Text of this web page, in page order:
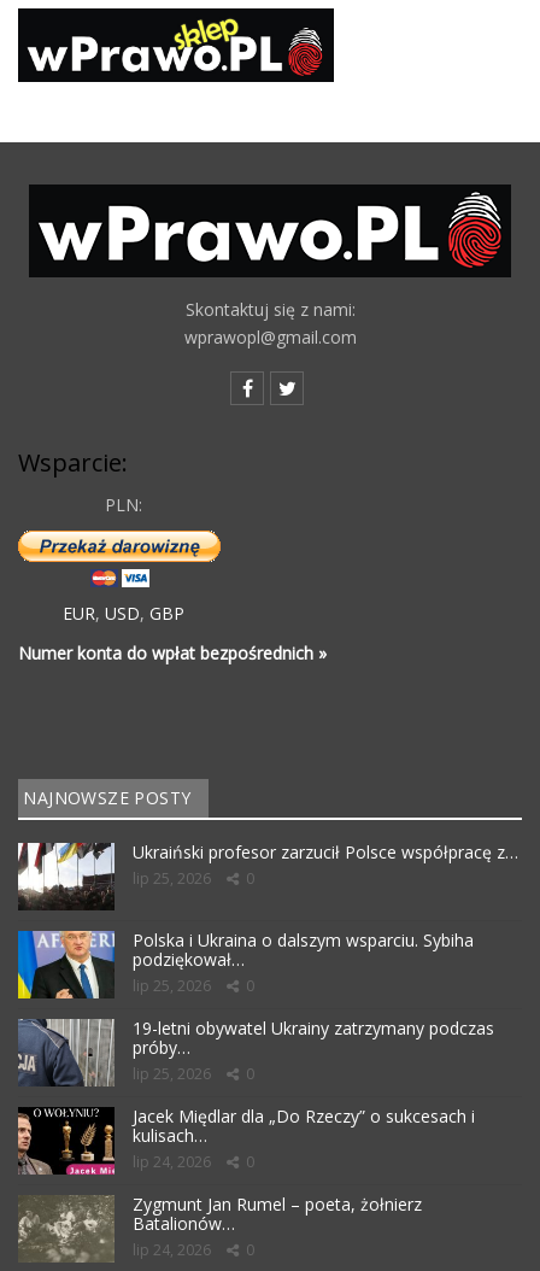
Skontaktuj się z nami:
wprawopl@gmail.com
Wsparcie:
PLN:
EUR, USD, GBP
Numer konta do wpłat bezpośrednich »
NAJNOWSZE POSTY
Ukraiński profesor zarzucił Polsce współpracę z…
lip 25, 2026 0
Polska i Ukraina o dalszym wsparciu. Sybiha
podziękował…
lip 25, 2026 0
19-letni obywatel Ukrainy zatrzymany podczas
próby…
lip 25, 2026 0
Jacek Międlar dla „Do Rzeczy” o sukcesach i
kulisach…
lip 24, 2026 0
Zygmunt Jan Rumel – poeta, żołnierz
Batalionów…
lip 24, 2026 0